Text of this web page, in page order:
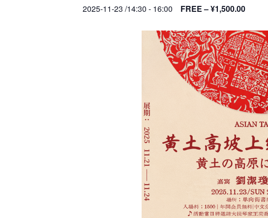
2025-11-23 /14:30 - 16:00 FREE – ¥1,500.00